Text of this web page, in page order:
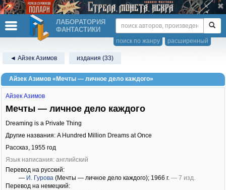
ЛАБОРАТОРИЯ
ФАНТАСТИКИ
расширенный
поиск по жанру
◄ Айзек Азимов издания (33)
Айзек Азимов «Мечты — личное дело каждого»
Айзек Азимов
Мечты — личное дело каждого
Dreaming is a Private Thing
Другие названия: A Hundred Million Dreams at Once
Рассказ, 1955 год
Язык написания: английский
Перевод на русский:
— И. Гурова (Мечты — личное дело каждого); 1966 г. — 7 изд.
Перевод на немецкий: